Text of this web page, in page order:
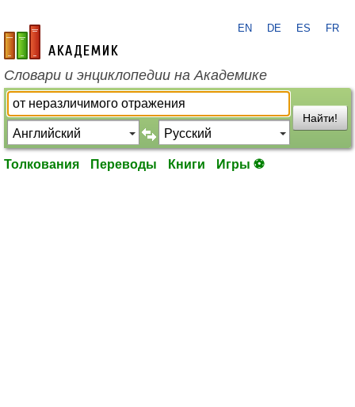
academic.ru
EN DE ES FR
Словари и энциклопедии на Академике
Найти!
Толкования Переводы Книги Игры ⚽